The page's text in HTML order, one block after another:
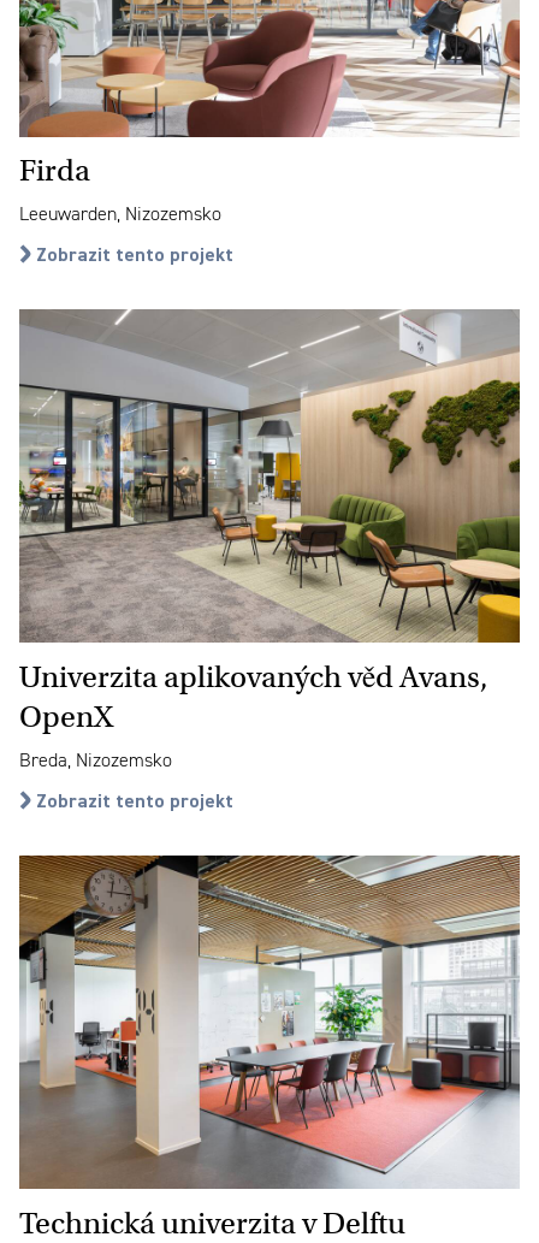
Firda
Leeuwarden, Nizozemsko
Zobrazit tento projekt
Univerzita aplikovaných věd Avans,
OpenX
Breda, Nizozemsko
Zobrazit tento projekt
Technická univerzita v Delftu